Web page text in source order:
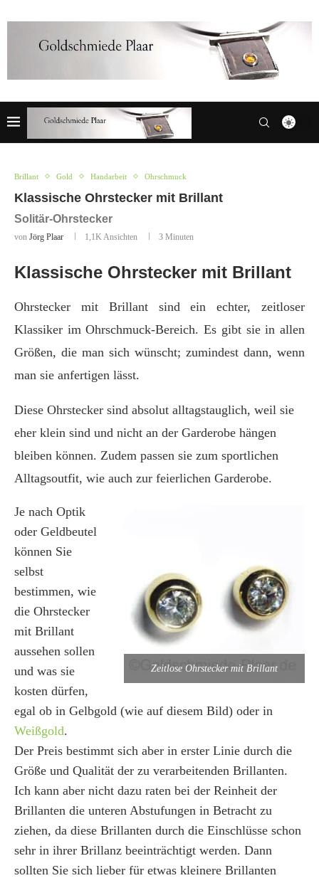
Brillant Gold Handarbeit Ohrschmuck
Klassische Ohrstecker mit Brillant
Solitär-Ohrstecker
von Jörg Plaar 1,1K Ansichten 3 Minuten
Klassische Ohrstecker mit Brillant
Ohrstecker mit Brillant sind ein echter, zeitloser
Klassiker im Ohrschmuck-Bereich. Es gibt sie in allen
Größen, die man sich wünscht; zumindest dann, wenn
man sie anfertigen lässt.
Diese Ohrstecker sind absolut alltagstauglich, weil sie
eher klein sind und nicht an der Garderobe hängen
bleiben können. Zudem passen sie zum sportlichen
Alltagsoutfit, wie auch zur feierlichen Garderobe.
Zeitlose Ohrstecker mit Brillant
Je nach Optik
oder Geldbeutel
können Sie
selbst
bestimmen, wie
die Ohrstecker
mit Brillant
aussehen sollen
und was sie
kosten dürfen,
egal ob in Gelbgold (wie auf diesem Bild) oder in
Weißgold.
Der Preis bestimmt sich aber in erster Linie durch die
Größe und Qualität der zu verarbeitenden Brillanten.
Ich kann aber nicht dazu raten bei der Reinheit der
Brillanten die unteren Abstufungen in Betracht zu
ziehen, da diese Brillanten durch die Einschlüsse schon
sehr in ihrer Brillanz beeinträchtigt werden. Dann
sollten Sie sich lieber für etwas kleinere Brillanten